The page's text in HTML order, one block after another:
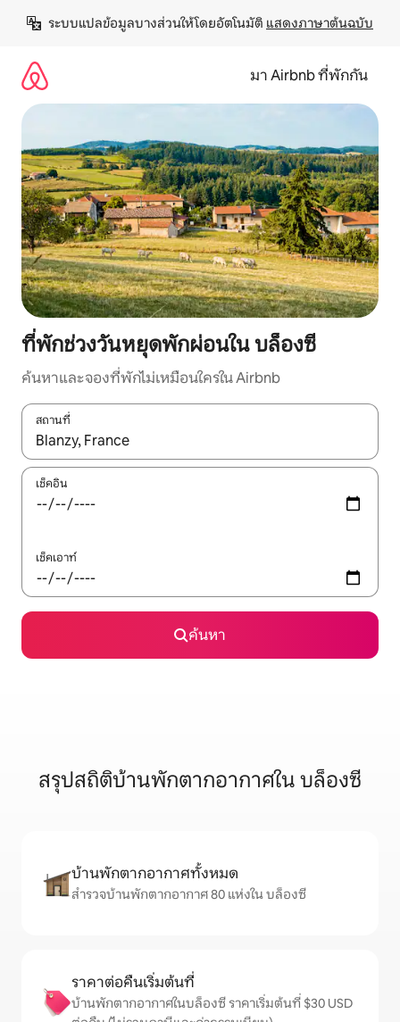
เนื้อหา
ระบบแปลข้อมูลบางส่วนให้โดยอัตโนมัติ แสดงภาษาต้นฉบับ
มา Airbnb ที่พักกัน
ที่พักช่วงวันหยุดพักผ่อนใน บล็องซี
ค้นหาและจองที่พักไม่เหมือนใครใน Airbnb
สถานที่
ใช้ลูกศรขึ้นลง หรือใช้การสัมผัสหรือปัด เพื่อสำรวจผลการค้นหา
เช็คอิน
เช็คเอาท์
ค้นหา
สรุปสถิติบ้านพักตากอากาศใน บล็องซี
บ้านพักตากอากาศทั้งหมด
สำรวจบ้านพักตากอากาศ 80 แห่งใน บล็องซี
ราคาต่อคืนเริ่มต้นที่
บ้านพักตากอากาศในบล็องซี ราคาเริ่มต้นที่ $30 USD